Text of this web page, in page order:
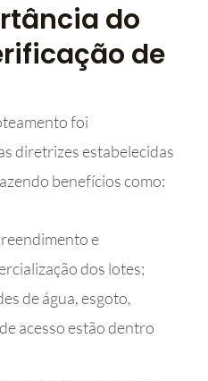
do
de
foi
diretrizes estabelecidas
benefícios como:
e
dos lotes;
de água, esgoto,
acesso estão dentro